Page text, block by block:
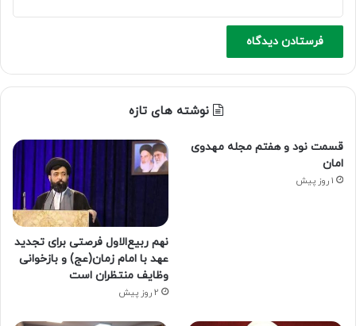
نوشته های تازه
قسمت نود و هفتم مجله مهدوی
امان
1 روز پیش
نهم ربیع‌الاول فرصتی برای تجدید
عهد با امام زمان(عج) و بازخوانی
وظایف منتظران است
2 روز پیش